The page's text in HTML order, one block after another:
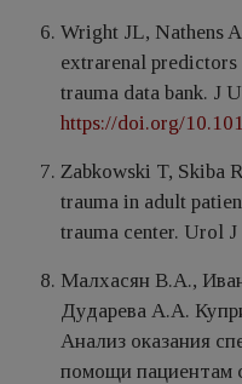
Wright JL, Nаthеns
extrarenal
trаuma dаta bаnk. J
https://doi.org/
Zabkowski T, Skiba
traumа in аdult
trauma center. Urоl
Малхасян В.А.,
Дударева А.А.
Анализ оказания
помощи пациентам